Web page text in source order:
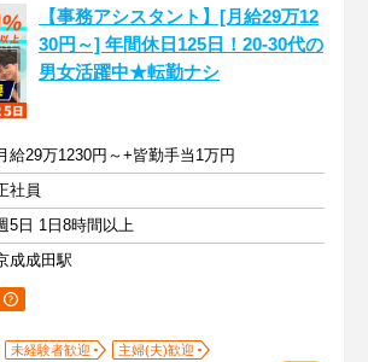
【事務アシスタント】[月給29万12
30円～] 年間休日125日！20-30代の
男女活躍中★転勤ナシ
給29万1230円～+皆勤手当1万円
社員
5日 1日8時間以上
成成田駅
未経験者歓迎
主婦(夫)歓迎